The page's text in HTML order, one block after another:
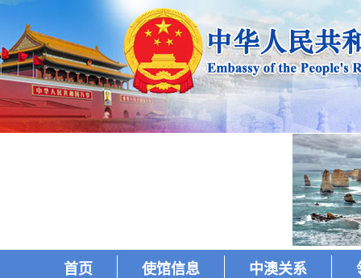
首页 使馆信息 中澳关系